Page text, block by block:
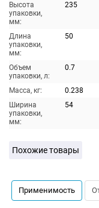
Высота
упаковки,
мм:
235
Длина
упаковки,
мм:
50
Объем
упаковки, л:
0.7
Масса, кг:
0.238
Ширина
упаковки,
мм:
54
Похожие товары
Применимость